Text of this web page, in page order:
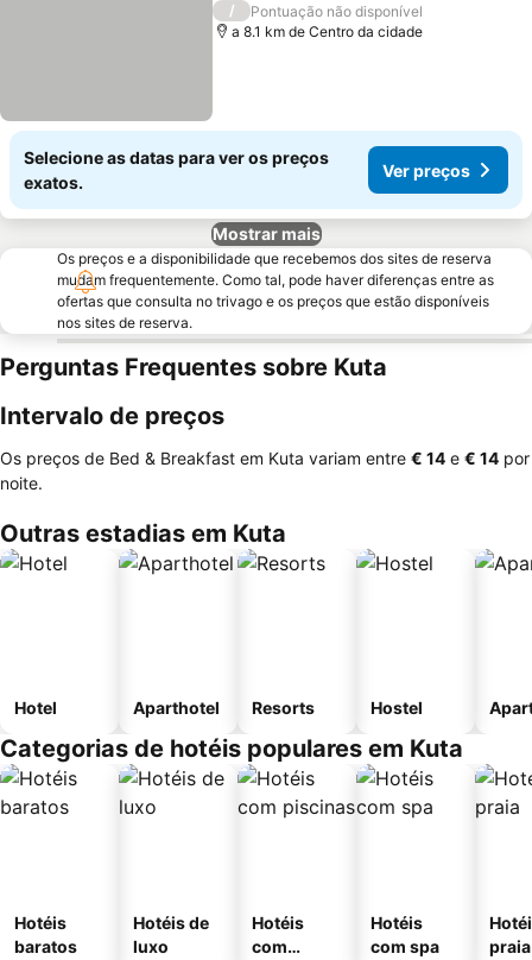
/
Pontuação não disponível
a 8.1 km de Centro da cidade
Selecione as datas para ver os preços
exatos.
Ver preços
Mostrar mais
Os preços e a disponibilidade que recebemos dos sites de reserva
mudam frequentemente. Como tal, pode haver diferenças entre as
ofertas que consulta no trivago e os preços que estão disponíveis
nos sites de reserva.
Perguntas Frequentes sobre Kuta
Intervalo de preços
Os preços de Bed & Breakfast em Kuta variam entre ‎€ 14 e ‎€ 14 por
noite.
Outras estadias em Kuta
Hotel Aparthotel Resorts Hostel
Categorias de hotéis populares em Kuta
Hotéis
baratos
Hotéis de
luxo
Hotéis
com
Hotéis
com spa
praia